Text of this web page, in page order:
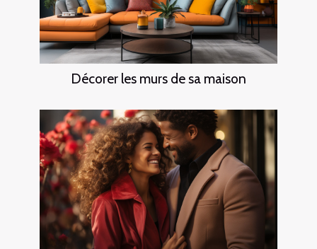
Décorer les murs de sa maison